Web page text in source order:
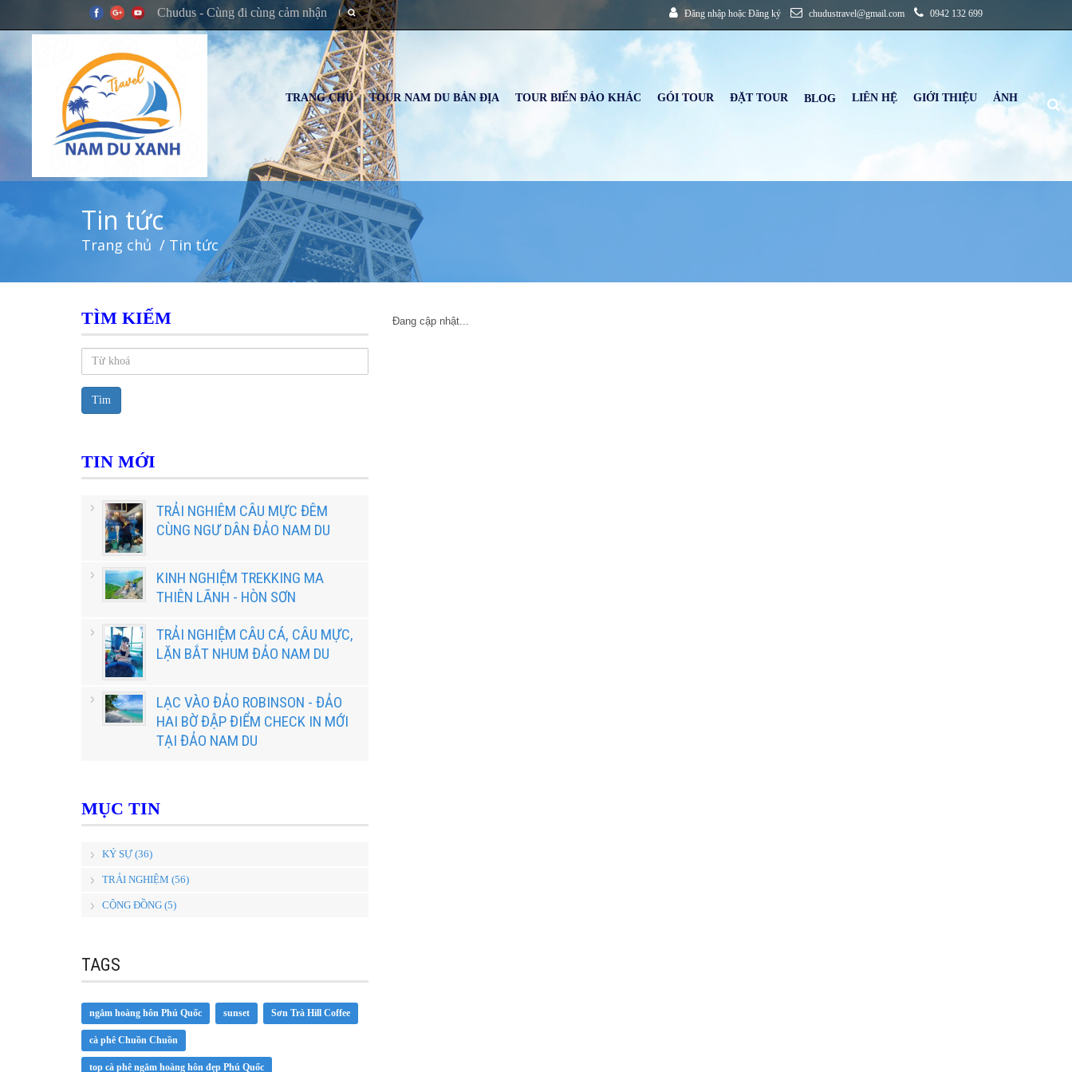
Chudus - Cùng đi cùng cảm nhận Đăng nhập hoặc Đăng ký chudustravel@gmail.com 0942 132 699
TRANG CHỦ TOUR NAM DU BẢN ĐỊA TOUR BIỂN ĐẢO KHÁC GÓI TOUR ĐẶT TOUR BLOG LIÊN HỆ GIỚI THIỆU ẢNH
Tin tức
Trang chủ / Tin tức
Đang cập nhật...
TÌM KIẾM
Tìm
TIN MỚI
TRẢI NGHIÊM CÂU MỰC ĐÊM
CÙNG NGƯ DÂN ĐẢO NAM DU
KINH NGHIỆM TREKKING MA
THIÊN LÃNH - HÒN SƠN
TRẢI NGHIỆM CÂU CÁ, CÂU MỰC,
LẶN BẮT NHUM ĐẢO NAM DU
LẠC VÀO ĐẢO ROBINSON - ĐẢO
HAI BỜ ĐẬP ĐIỂM CHECK IN MỚI
TẠI ĐẢO NAM DU
MỤC TIN
KÝ SỰ (36)
TRẢI NGHIỆM (56)
CỘNG ĐỒNG (5)
TAGS
ngắm hoàng hôn Phú Quốc sunset Sơn Trà Hill Coffee
cà phê Chuồn Chuồn
top cà phê ngắm hoàng hôn đẹp Phú Quốc